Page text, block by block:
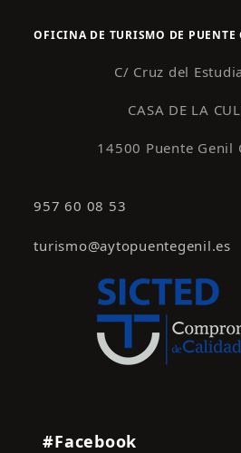
OFICINA DE TURISMO DE PUENTE
C/ Cruz del
CASA DE LA
14500 Puente Genil
957 60 08 53
turismo@aytopuentegenil.es
#Facebook